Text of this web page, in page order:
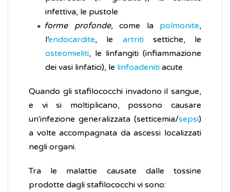
infettiva, le pustole
forme profonde, come la polmonite,
l’endocardite, le artriti settiche, le
osteomieliti, le linfangiti (infiammazione
dei vasi linfatici), le linfoadeniti acute
Quando gli stafilococchi invadono il sangue,
e vi si moltiplicano, possono causare
un'infezione generalizzata (setticemia/sepsi)
a volte accompagnata da ascessi localizzati
negli organi.
Tra le malattie causate dalle tossine
prodotte dagli stafilococchi vi sono: